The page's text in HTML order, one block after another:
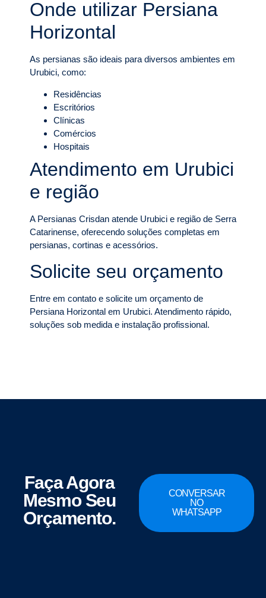
Onde utilizar Persiana
Horizontal
As persianas são ideais para diversos ambientes em
Urubici, como:
Residências
Escritórios
Clínicas
Comércios
Hospitais
Atendimento em Urubici
e região
A Persianas Crisdan atende Urubici e região de Serra
Catarinense, oferecendo soluções completas em
persianas, cortinas e acessórios.
Solicite seu orçamento
Entre em contato e solicite um orçamento de
Persiana Horizontal em Urubici. Atendimento rápido,
soluções sob medida e instalação profissional.
Faça Agora
Mesmo Seu
Orçamento.
CONVERSAR
NO
WHATSAPP